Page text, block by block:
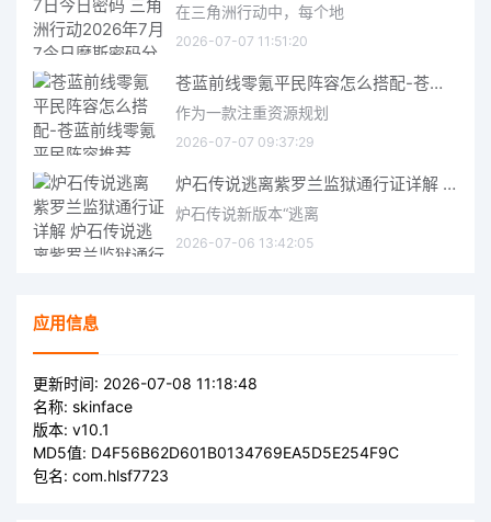
在三角洲行动中，每个地
2026-07-07 11:51:20
苍蓝前线零氪平民阵容怎么搭配-苍蓝前线零氪平民阵容推荐
作为一款注重资源规划
2026-07-07 09:37:29
炉石传说逃离紫罗兰监狱通行证详解 炉石传说逃离紫罗兰监狱通行证介绍
炉石传说新版本“逃离
2026-07-06 13:42:05
应用信息
更新时间: 2026-07-08 11:18:48
名称: skinface
版本: v10.1
MD5值: D4F56B62D601B0134769EA5D5E254F9C
包名: com.hlsf7723